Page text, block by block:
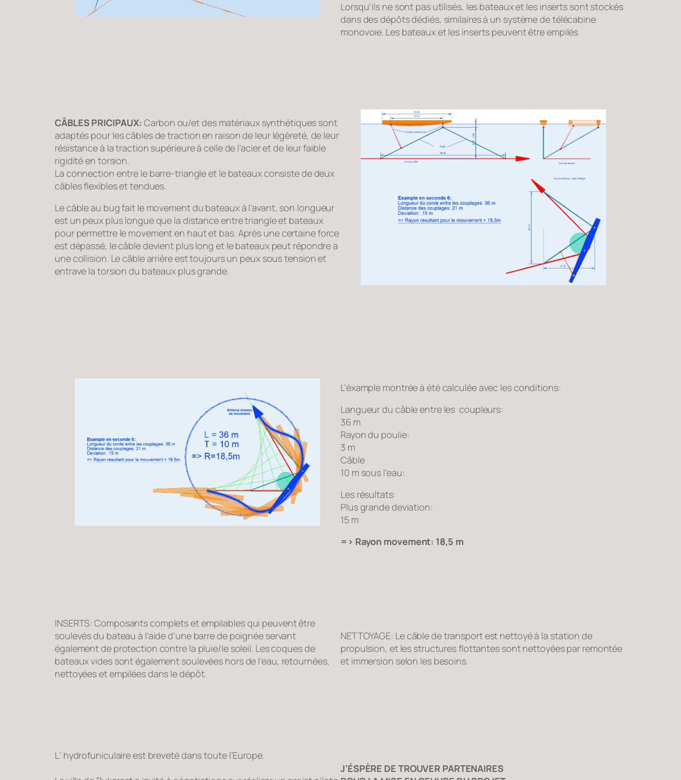
Lorsqu’ils ne sont pas utilisés, les bateaux et les inserts sont stockés
dans des dépôts dédiés, similaires à un système de télécabine
monovoie. Les bateaux et les inserts peuvent être empilés
CÂBLES PRICIPAUX: Carbon ou/et des matériaux synthétiques sont
adaptés pour les câbles de traction en raison de leur légèreté, de leur
résistance à la traction supérieure à celle de l’acier et de leur faible
rigidité en torsion.
La connection entre le barre-triangle et le bateaux consiste de deux
câbles flexibles et tendues.
Le câble au bug fait le movement du bateaux à l’avant, son longueur
est un peux plus longue que la distance entre triangle et bateaux
pour permettre le movement en haut et bas. Après une certaine force
est dépassé, le câble devient plus long et le bateaux peut répondre a
une collision. Le câble arrière est toujours un peux sous tension et
entrave la torsion du bateaux plus grande.
L’éxample montrée à été calculée avec les conditions:
Langueur du câble entre les coupleurs:
36 m
Rayon du poulie:
3 m
Câble
10 m sous l’eau:
Les résultats:
Plus grande deviation:
15 m
=> Rayon movement: 18,5 m
INSERTS: Composants complets et empilables qui peuvent être
soulevés du bateau à l’aide d’une barre de poignée servant
également de protection contre la pluie/le soleil. Les coques de
bateaux vides sont également soulevées hors de l’eau, retournées,
nettoyées et empilées dans le dépôt.
NETTOYAGE: Le câble de transport est nettoyé à la station de
propulsion, et les structures flottantes sont nettoyées par remontée
et immersion selon les besoins.
L‘ hydrofuniculaire est breveté dans toute l’Europe.
J’ÉSPÈRE DE TROUVER PARTENAIRES